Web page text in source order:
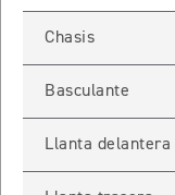
ROCKET 3
Precio desde
Chasis
Basculante
Llanta delantera